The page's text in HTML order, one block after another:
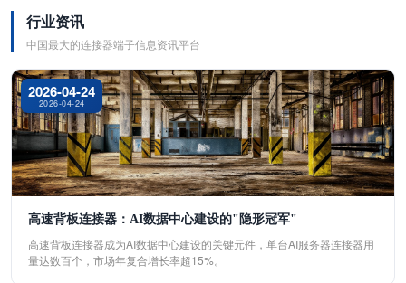
行业资讯
中国最大的连接器端子信息资讯平台
2026-04-24
2026-04-24
高速背板连接器：AI数据中心建设的"隐形冠军"
高速背板连接器成为AI数据中心建设的关键元件，单台AI服务器连接器用
量达数百个，市场年复合增长率超15%。